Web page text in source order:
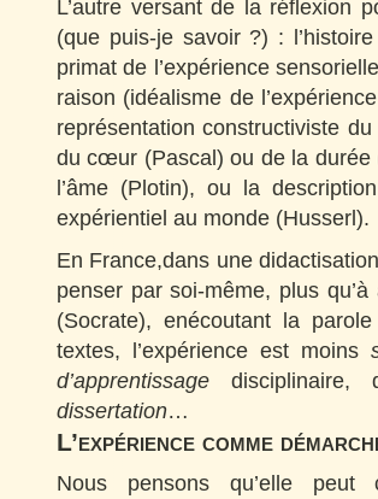
L’autre versant de la réflexion
(que puis-je savoir ?) :
primat de l’expérience
raison (idéalisme de
représentation constructiviste
du cœur (Pascal) ou de la durée
l’âme (Plotin), ou la
expérientiel au monde (Husserl).
En France,dans une
penser par soi-même, plus
(Socrate), enécoutant la
textes, l’expérience est moins
d’apprentissage disciplinaire,
dissertation…
L’expérience comme
Nous pensons qu’elle peut